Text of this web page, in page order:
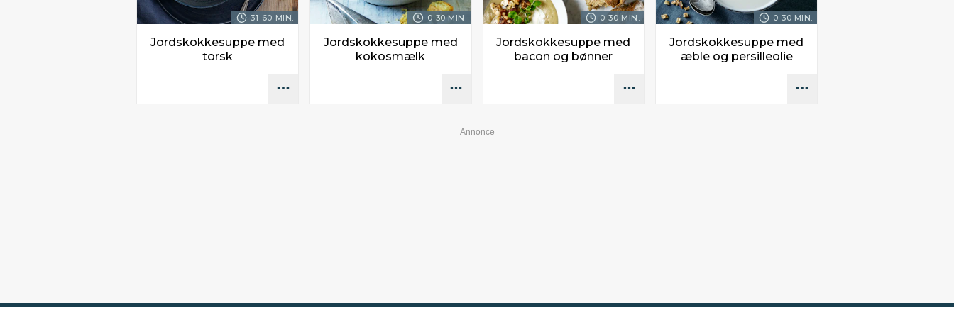
31-60 MIN.
Jordskokkesuppe med
torsk
0-30 MIN.
Jordskokkesuppe med
kokosmælk
0-30 MIN.
Jordskokkesuppe med
bacon og bønner
0-30 MIN.
Jordskokkesuppe med
æble og persilleolie